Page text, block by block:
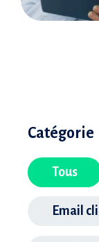
Catégorie
Tous
Email